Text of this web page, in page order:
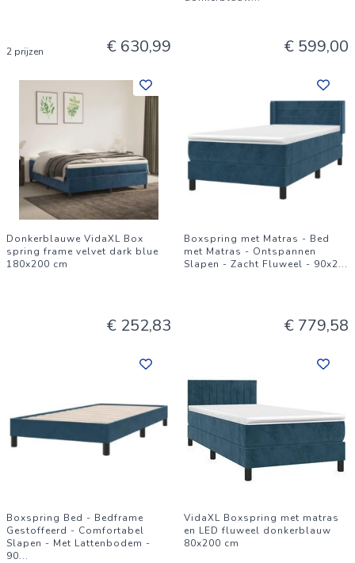
2 prijzen € 630,99 € 599,00
Donkerblauwe VidaXL Box
spring frame velvet dark blue
180x200 cm
€ 252,83
Boxspring met Matras - Bed
met Matras - Ontspannen
Slapen - Zacht Fluweel - 90x2...
€ 779,58
Boxspring Bed - Bedframe
Gestoffeerd - Comfortabel
Slapen - Met Lattenbodem -
90...
VidaXL Boxspring met matras
en LED fluweel donkerblauw
80x200 cm